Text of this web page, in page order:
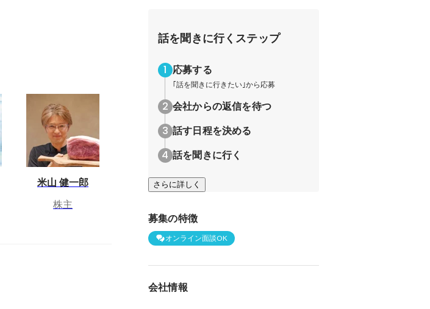
米山 健一郎
株主
話を聞きに行くステップ
応募する
｢話を聞きに行きたい｣から応募
会社からの返信を待つ
話す日程を決める
話を聞きに行く
さらに詳しく
募集の特徴
オンライン面談OK
会社情報